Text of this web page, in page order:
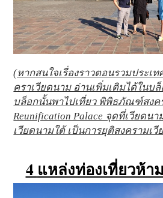
(หากสนใจเรื่องราวตอนรวมประเ
คราเวียดนาม อ่านเพิ่มเติมได้ในบ
บล็อกนั้นพาไปเที่ยว พิพิธภัณฑ์สงค
Reunification Palace จุดที่เวียดน
เวียดนามใต้ เป็นการยุติสงครามเ
4 แหล่งท่องเที่ยวห้า